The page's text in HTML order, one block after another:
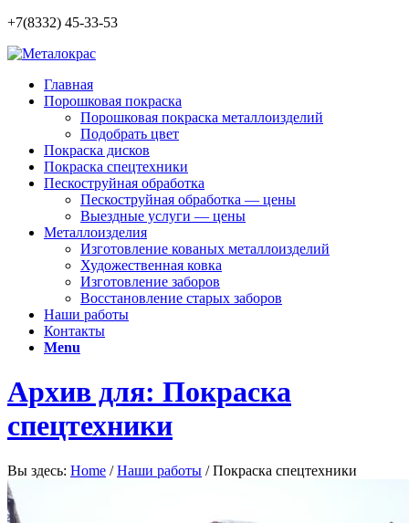
+7(8332) 45-33-53
Главная
Порошковая покраска
Порошковая покраска металлоизделий
Подобрать цвет
Покраска дисков
Покраска спецтехники
Пескоструйная обработка
Пескоструйная обработка — цены
Выездные услуги — цены
Металлоизделия
Изготовление кованых металлоизделий
Художественная ковка
Изготовление заборов
Восстановление старых заборов
Наши работы
Контакты
Menu
Архив для: Покраска
спецтехники
Вы здесь: Home / Наши работы / Покраска спецтехники